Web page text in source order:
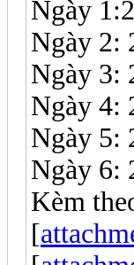
Ngày
Ngày 2:
Ngày 3:
Ngày 4:
Ngày 5:
Ngày 6:
Kèm
[